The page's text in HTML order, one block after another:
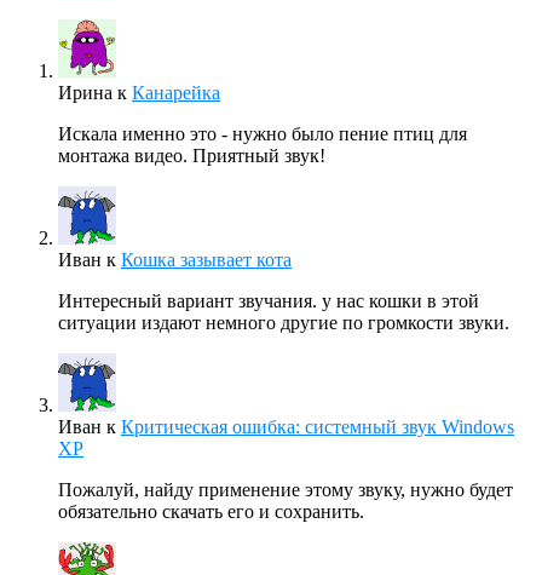
Ирина к Канарейка
Искала именно это - нужно было пение птиц для
монтажа видео. Приятный звук!
Иван к Кошка зазывает кота
Интересный вариант звучания. у нас кошки в этой
ситуации издают немного другие по громкости звуки.
Иван к Критическая ошибка: системный звук Windows
XP
Пожалуй, найду применение этому звуку, нужно будет
обязательно скачать его и сохранить.